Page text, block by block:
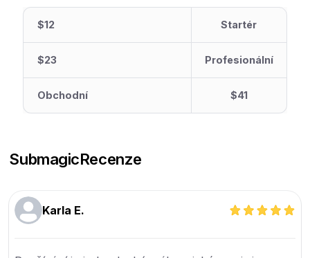
$12 Startér
$23 Profesionální
Obchodní $41
SubmagicRecenze
Karla E.